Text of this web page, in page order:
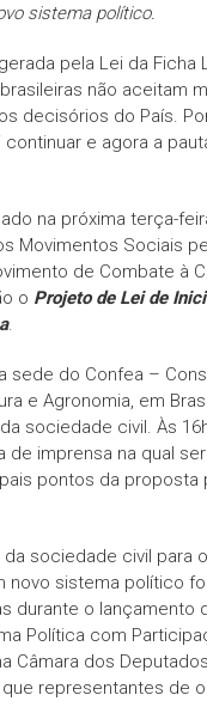
sistema político.
pela Lei da Ficha
não aceitam
decisórios do País.
e agora a
na próxima terça-
Movimentos Sociais
de Combate à
o Projeto de Lei de
.
sede do Confea –
e Agronomia, em
sociedade civil. Às
de imprensa na qual
pontos da proposta
sociedade civil para o
novo sistema político
durante o lançamento
Política com
Câmara dos
representantes de